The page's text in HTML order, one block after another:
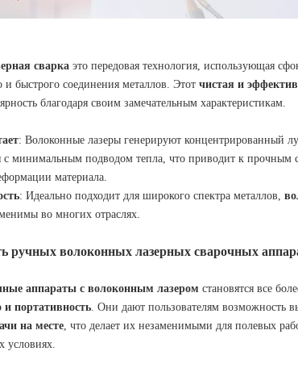
сварка это передовая технология, использующая
и быстрого соединения металлов. Этот чистая и
благодаря своим замечательным характеристикам.
: Волоконные лазеры генерируют концентрированный
с минимальным подводом тепла, что приводит к прочным
материала.
: Идеально подходит для широкого спектра металлов,
во многих отраслях.
ручных волоконных лазерных сварочных
аппараты с волоконным лазером становятся все
и портативность . Они дают пользователям возможность
на месте , что делает их незаменимыми для полевых
условиях.